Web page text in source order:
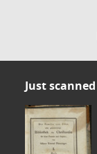
Just scanned